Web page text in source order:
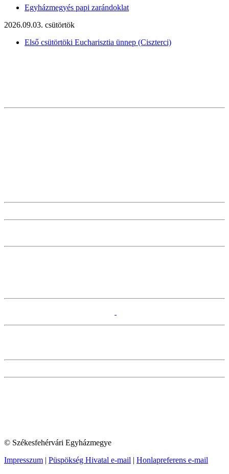
Egyházmegyés papi zarándoklat
2026.09.03. csütörtök
Első csütörtöki Eucharisztia ünnep (Ciszterci)
© Székesfehérvári Egyházmegye
Impresszum | Püspökség Hivatal e-mail | Honlapreferens e-mail